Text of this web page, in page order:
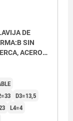
DE
SIN
ACERO
D3=13,5
L4=4